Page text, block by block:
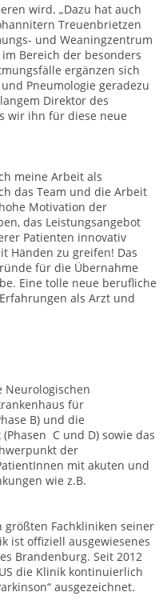
wird. „Dazu hat auch
Treuenbrietzen
und Weaningzentrum
Bereich der besonders
ergänzen sich
Pneumologie geradezu
Direktor des
wir ihn für diese neue
meine Arbeit als
das Team und die Arbeit
Motivation der
das Leistungsangebot
Patienten innovativ
Händen zu greifen! Das
für die Übernahme
Eine tolle neue berufliche
als Arzt und
Neurologischen
für
B) und die
C und D) sowie das
der
mit akuten und
wie z.B.
größten Fachkliniken seiner
ist offiziell ausgewiesenes
Brandenburg. Seit 2012
die Klinik kontinuierlich
ausgezeichnet.